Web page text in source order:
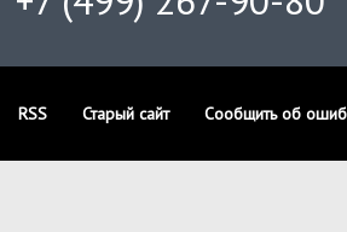
RSS Старый сайт Сообщить об